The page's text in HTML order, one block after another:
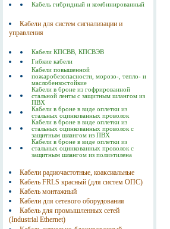
Кабель гибридный и комбинированный
Кабели для систем сигнализации и
управления
Кабели КПСВВ, КПСВЭВ
Гибкие кабели
Кабели повышенной
пожаробезопасности, морозо-, тепло- и
маслобензостойкие
Кабели в броне из гофрированной
стальной ленты с защитным шлангом из
ПВХ
Кабели в броне в виде оплетки из
стальных оцинкованных проволок
Кабели в броне в виде оплетки из
стальных оцинкованных проволок с
защитным шлангом из ПВХ
Кабели в броне в виде оплетки из
стальных оцинкованных проволок с
защитным шлангом из полиэтилена
Кабели радиочастотные, коаксиальные
Кабель FRLS красный (для систем ОПС)
Кабель монтажный
Кабели для сетевого оборудования
Кабель для промышленных сетей
(Industrial Ethernet)